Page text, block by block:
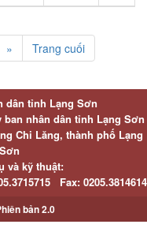
» Trang cuối
dân tỉnh Lạng Sơn
nhân dân tỉnh Lạng Sơn
Chi Lăng, thành phố Lạng
và kỹ thuật:
Fax: 0205.3814614
bản 2.0